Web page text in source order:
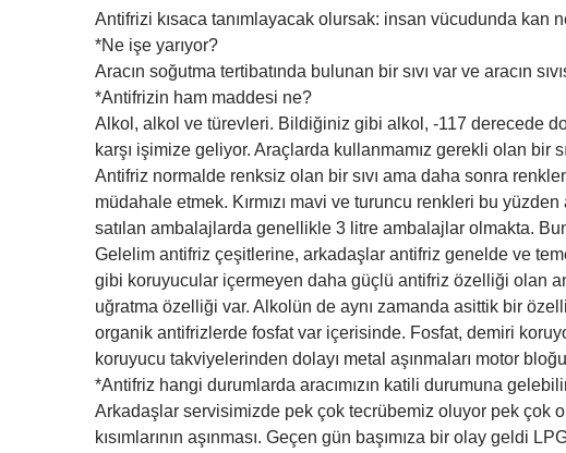
Antifrizi kısaca tanımlayacak olursak: insan vücudunda kan
*Ne işe yarıyor?
Aracın soğutma tertibatında bulunan bir sıvı var ve aracın
*Antifrizin ham maddesi ne?
Alkol, alkol ve türevleri. Bildiğiniz gibi alkol, -117 derecede
karşı işimize geliyor. Araçlarda kullanmamız gerekli olan bir
Antifriz normalde renksiz olan bir sıvı ama daha sonra
müdahale etmek. Kırmızı mavi ve turuncu renkleri bu
satılan ambalajlarda genellikle 3 litre ambalajlar olmakta.
Gelelim antifriz çeşitlerine, arkadaşlar antifriz genelde ve
gibi koruyucular içermeyen daha güçlü antifriz özelliği olan
uğratma özelliği var. Alkolün de aynı zamanda asittik bir
organik antifrizlerde fosfat var içerisinde. Fosfat, demiri
koruyucu takviyelerinden dolayı metal aşınmaları motor
*Antifriz hangi durumlarda aracımızın katili durumuna
Arkadaşlar servisimizde pek çok tecrübemiz oluyor pek çok
kısımlarının aşınması. Geçen gün başımıza bir olay geldi